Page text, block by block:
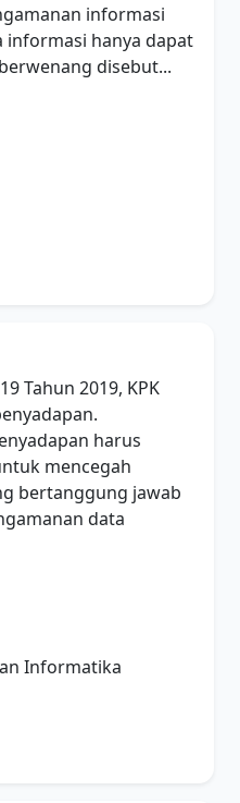
informasi
informasi hanya dapat
disebut...
Tahun 2019, KPK
harus
mencegah
bertanggung jawab
data
Informatika